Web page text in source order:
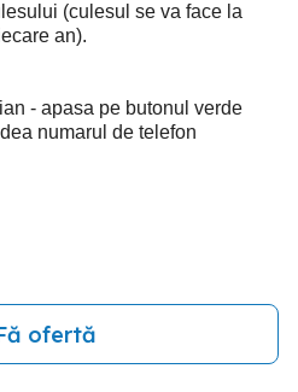
(culesul se va face la
an).
- apasa pe butonul verde
numarul de telefon
ofertă